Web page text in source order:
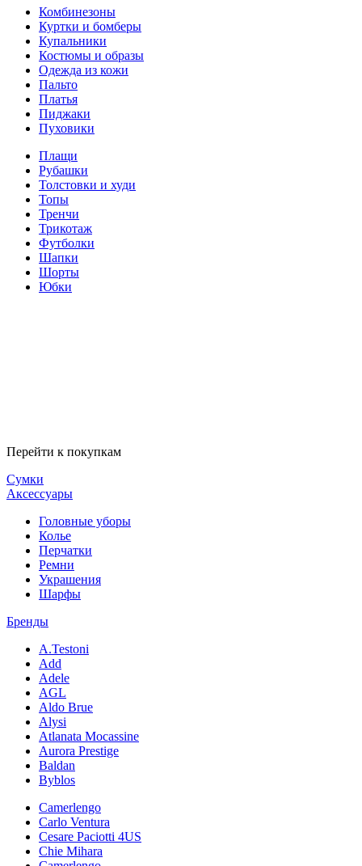
Комбинезоны
Куртки и бомберы
Купальники
Костюмы и образы
Одежда из кожи
Пальто
Платья
Пиджаки
Пуховики
Плащи
Рубашки
Толстовки и худи
Топы
Тренчи
Трикотаж
Футболки
Шапки
Шорты
Юбки
Перейти к покупкам
Сумки
Аксессуары
Головные уборы
Колье
Перчатки
Ремни
Украшения
Шарфы
Бренды
A.Testoni
Add
Adele
AGL
Aldo Brue
Alysi
Atlanata Mocassine
Aurora Prestige
Baldan
Byblos
Camerlengo
Carlo Ventura
Cesare Paciotti 4US
Chie Mihara